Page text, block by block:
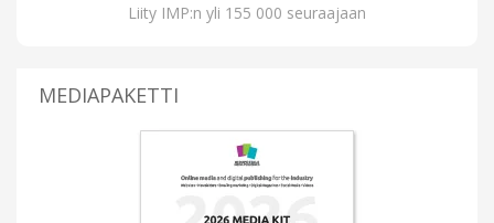
Liity IMP:n yli 155 000 seuraajaan
MEDIAPAKETTI